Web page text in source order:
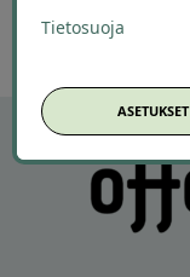
Tietosuoja
ASETUKSET